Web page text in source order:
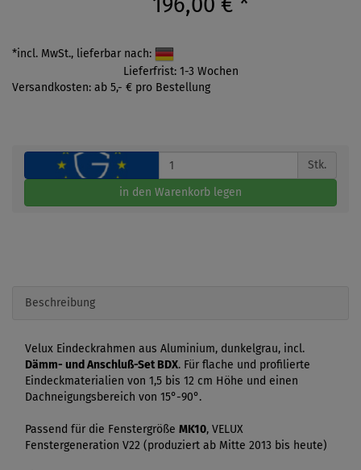
*incl. MwSt., lieferbar nach:
Lieferfrist: 1-3 Wochen
Versandkosten: ab 5,- € pro Bestellung
Stk.
in den Warenkorb legen
Beschreibung
Velux Eindeckrahmen aus Aluminium, dunkelgrau, incl.
Dämm- und Anschluß-Set BDX. Für flache und profilierte
Eindeckmaterialien von 1,5 bis 12 cm Höhe und einen
Dachneigungsbereich von 15°-90°.
Passend für die Fenstergröße MK10, VELUX
Fenstergeneration V22 (produziert ab Mitte 2013 bis heute)